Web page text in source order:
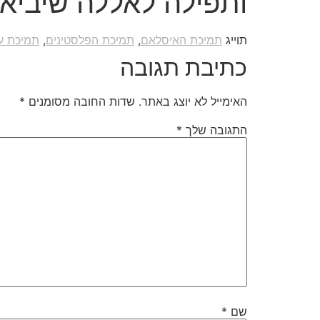
תוייג תמיכת האיסלאם, תמיכת הפלסטינים, תמיכת
כתיבת תגובה
האימייל לא יוצג באתר. שדות החובה מסומנים *
התגובה שלך *
שם *